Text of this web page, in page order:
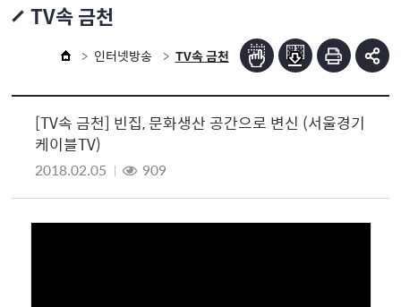
TV속 금천
인터넷방송 TV속 금천
[TV속 금천] 빈집, 문화생산 공간으로 변신 (서울경기
케이블TV)
2018.02.05 909